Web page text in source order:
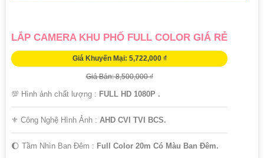
LẮP CAMERA KHU PHỐ FULL COLOR GIÁ RẺ
Giá Khuyến Mại: 5,722,000 ₫
Giá Bán: 8,500,000 ₫
💯 Hình ảnh chất lượng : FULL HD 1080P .
⚜️ Công Nghệ Hình Ảnh : AHD CVI TVI BCS.
🌔 Tầm Nhìn Ban Đêm : Full Color 20m Có Màu Ban Đêm.